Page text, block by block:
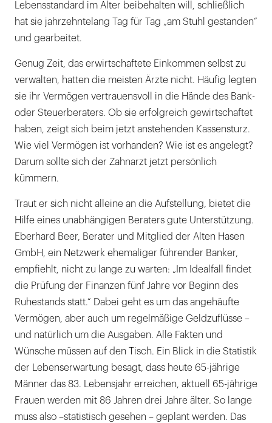
Lebensstandard im Alter beibehalten will, schließlich
hat sie jahrzehntelang Tag für Tag „am Stuhl gestanden“
und gearbeitet.
Genug Zeit, das erwirtschaftete Einkommen selbst zu
verwalten, hatten die meisten Ärzte nicht. Häufig legten
sie ihr Vermögen vertrauensvoll in die Hände des Bank-
oder Steuerberaters. Ob sie erfolgreich gewirtschaftet
haben, zeigt sich beim jetzt anstehenden Kassensturz.
Wie viel Vermögen ist vorhanden? Wie ist es angelegt?
Darum sollte sich der Zahnarzt jetzt persönlich
kümmern.
Traut er sich nicht alleine an die Aufstellung, bietet die
Hilfe eines unabhängigen Beraters gute Unterstützung.
Eberhard Beer, Berater und Mitglied der Alten Hasen
GmbH, ein Netzwerk ehemaliger führender Banker,
empfiehlt, nicht zu lange zu warten: „Im Idealfall findet
die Prüfung der Finanzen fünf Jahre vor Beginn des
Ruhestands statt.“ Dabei geht es um das angehäufte
Vermögen, aber auch um regelmäßige Geldzuflüsse –
und natürlich um die Ausgaben. Alle Fakten und
Wünsche müssen auf den Tisch. Ein Blick in die Statistik
der Lebenserwartung besagt, dass heute 65-jährige
Männer das 83. Lebensjahr erreichen, aktuell 65-jährige
Frauen werden mit 86 Jahren drei Jahre älter. So lange
muss also –statistisch gesehen – geplant werden. Das